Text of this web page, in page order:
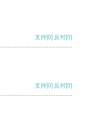
支持[0] 反对[0]
支持[0] 反对[0]